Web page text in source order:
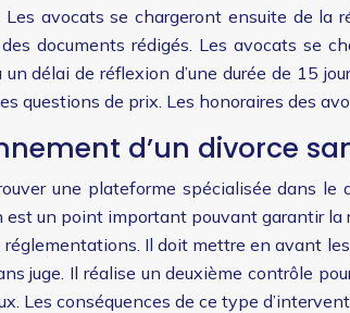
Les avocats se chargeront ensuite de
documents rédigés. Les avocats se
un délai de réflexion d’une durée de 15
questions de prix. Les honoraires des
d’un divorce
une plateforme spécialisée dans le
un point important pouvant garantir
Il doit mettre en avant
juge. Il réalise un deuxième contrôle
Les conséquences de ce type